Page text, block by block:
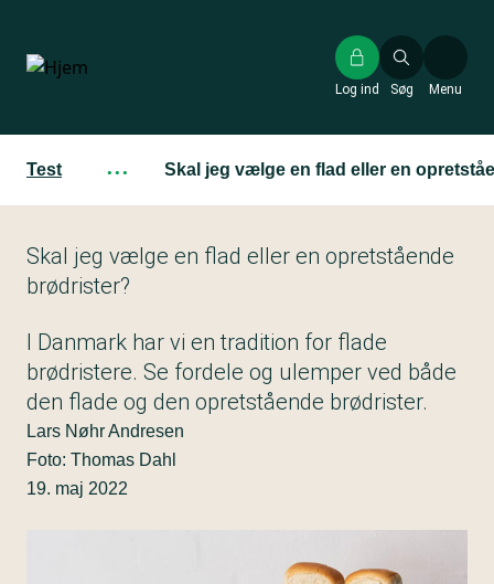
hovedindhold
Søg
Log ind Menu
Test ··· Skal jeg vælge en flad eller en
Skal jeg vælge en flad eller en opretstående
brødrister?
I Danmark har vi en tradition for flade
brødristere. Se fordele og ulemper ved både
den flade og den opretstående brødrister.
Lars Nøhr Andresen
Foto: Thomas Dahl
19. maj 2022